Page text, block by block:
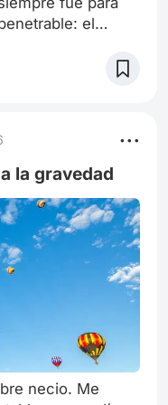
el
Dios o, más
en mí hondas
mi angustia pr
la gravedad
necio. Me